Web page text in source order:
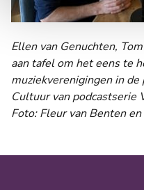
Ellen van Genuchten,
aan tafel om het eens te
muziekverenigingen in
Cultuur van podcastserie
Foto: Fleur van Benten